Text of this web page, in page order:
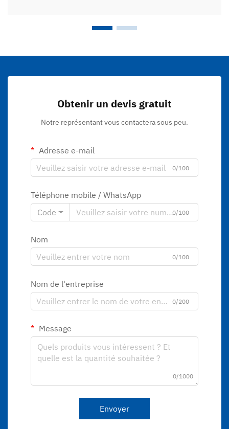
Obtenir un devis gratuit
Notre représentant vous contactera sous peu.
Adresse e-mail
0/100
Téléphone mobile / WhatsApp
Code
0/100
Nom
0/100
Nom de l'entreprise
0/200
Message
0/1000
Envoyer